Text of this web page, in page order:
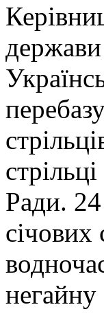
Ради.
січових
негайну